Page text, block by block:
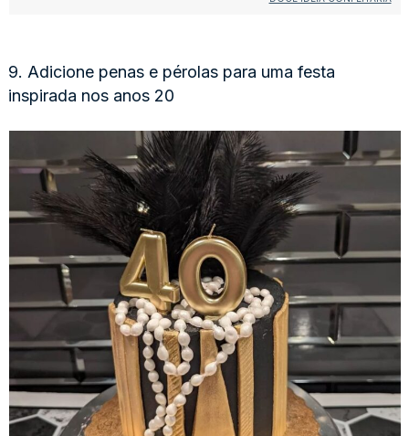
9. Adicione penas e pérolas para uma festa
inspirada nos anos 20